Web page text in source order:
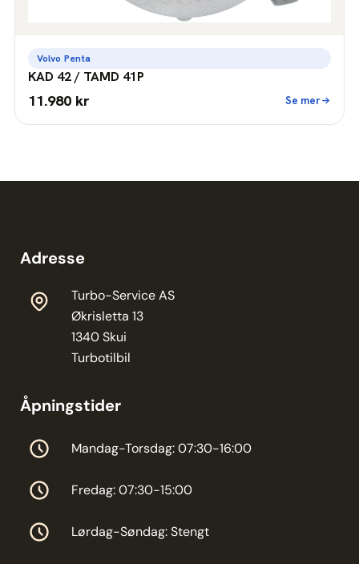
Volvo Penta
KAD 42 / TAMD 41P
11.980 kr Se mer
Adresse
Turbo-Service AS
Økrisletta 13
1340 Skui
Turbotilbil
Åpningstider
Mandag-Torsdag: 07:30-16:00
Fredag: 07:30-15:00
Lørdag-Søndag: Stengt